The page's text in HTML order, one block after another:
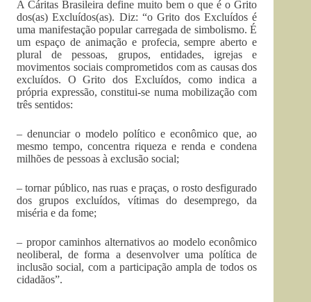
A Cáritas Brasileira define muito bem o que é o Grito
dos(as) Excluídos(as). Diz: “o Grito dos Excluídos é
uma manifestação popular carregada de simbolismo. É
um espaço de animação e profecia, sempre aberto e
plural de pessoas, grupos, entidades, igrejas e
movimentos sociais comprometidos com as causas dos
excluídos. O Grito dos Excluídos, como indica a
própria expressão, constitui-se numa mobilização com
três sentidos:
– denunciar o modelo político e econômico que, ao
mesmo tempo, concentra riqueza e renda e condena
milhões de pessoas à exclusão social;
– tornar público, nas ruas e praças, o rosto desfigurado
dos grupos excluídos, vítimas do desemprego, da
miséria e da fome;
– propor caminhos alternativos ao modelo econômico
neoliberal, de forma a desenvolver uma política de
inclusão social, com a participação ampla de todos os
cidadãos”.